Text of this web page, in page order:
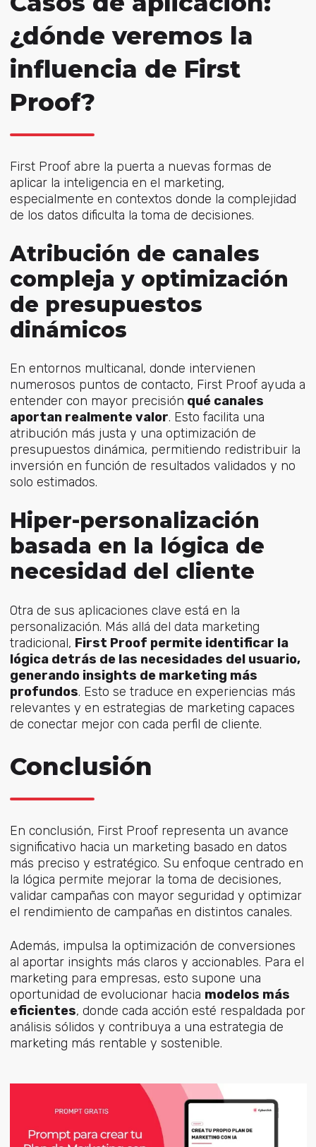
¿dónde veremos la
influencia de First
Proof?
First Proof abre la puerta a nuevas formas de
aplicar la inteligencia en el marketing,
especialmente en contextos donde la complejidad
de los datos dificulta la toma de decisiones.
Atribución de canales
compleja y optimización
de presupuestos
dinámicos
En entornos multicanal, donde intervienen
numerosos puntos de contacto, First Proof ayuda a
entender con mayor precisión qué canales
aportan realmente valor. Esto facilita una
atribución más justa y una optimización de
presupuestos dinámica, permitiendo redistribuir la
inversión en función de resultados validados y no
solo estimados.
Hiper-personalización
basada en la lógica de
necesidad del cliente
Otra de sus aplicaciones clave está en la
personalización. Más allá del data marketing
tradicional, First Proof permite identificar la
lógica detrás de las necesidades del usuario,
generando insights de marketing más
profundos. Esto se traduce en experiencias más
relevantes y en estrategias de marketing capaces
de conectar mejor con cada perfil de cliente.
Conclusión
En conclusión, First Proof representa un avance
significativo hacia un marketing basado en datos
más preciso y estratégico. Su enfoque centrado en
la lógica permite mejorar la toma de decisiones,
validar campañas con mayor seguridad y optimizar
el rendimiento de campañas en distintos canales.
Además, impulsa la optimización de conversiones
al aportar insights más claros y accionables. Para el
marketing para empresas, esto supone una
oportunidad de evolucionar hacia modelos más
eficientes, donde cada acción esté respaldada por
análisis sólidos y contribuya a una estrategia de
marketing más rentable y sostenible.